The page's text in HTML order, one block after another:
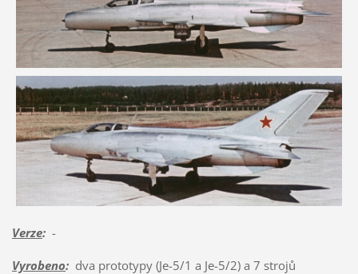
Verze:-
Vyrobeno:dva prototypy (Je-5/1 a Je-5/2) a 7 strojů